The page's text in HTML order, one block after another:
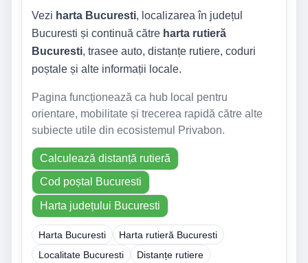
Vezi harta Bucuresti, localizarea în județul
Bucuresti și continuă către harta rutieră
Bucuresti, trasee auto, distanțe rutiere, coduri
poștale și alte informații locale.
Pagina funcționează ca hub local pentru
orientare, mobilitate și trecerea rapidă către alte
subiecte utile din ecosistemul Privabon.
Calculează distanță rutieră
Cod poștal Bucuresti
Harta județului Bucuresti
Harta Bucuresti
Harta rutieră Bucuresti
Localitate Bucuresti
Distanțe rutiere